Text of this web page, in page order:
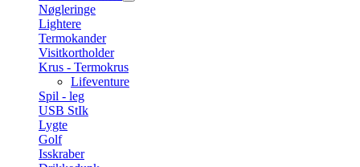
Nøgleringe
Lightere
Termokander
Visitkortholder
Krus - Termokrus
Lifeventure
Spil - leg
USB StIk
Lygte
Golf
Isskraber